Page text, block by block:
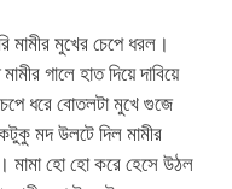
মামীর মুখের চেপে ধরল।
গালে হাত দিয়ে দাবিয়ে
ধরে বোতলটা মুখে গুজে
মদ উলটে দিল মামীর
হো হো করে হেসে উঠল